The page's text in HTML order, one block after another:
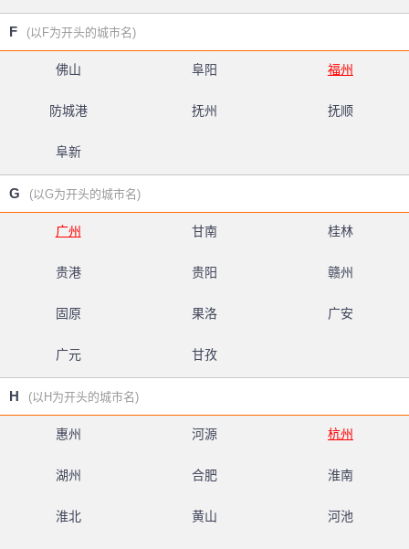
F (以F为开头的城市名)
佛山 阜阳 福州
防城港 抚州 抚顺
阜新
G (以G为开头的城市名)
广州 甘南 桂林
贵港 贵阳 赣州
固原 果洛 广安
广元 甘孜
H (以H为开头的城市名)
惠州 河源 杭州
湖州 合肥 淮南
淮北 黄山 河池